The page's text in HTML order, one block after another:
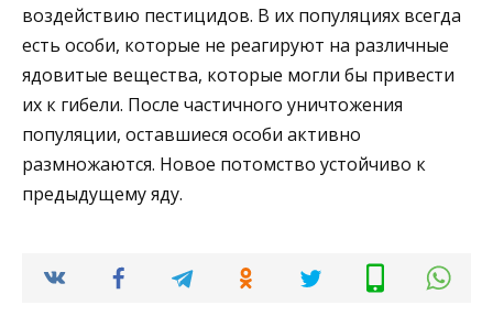
воздействию пестицидов. В их популяциях всегда
есть особи, которые не реагируют на различные
ядовитые вещества, которые могли бы привести
их к гибели. После частичного уничтожения
популяции, оставшиеся особи активно
размножаются. Новое потомство устойчиво к
предыдущему яду.